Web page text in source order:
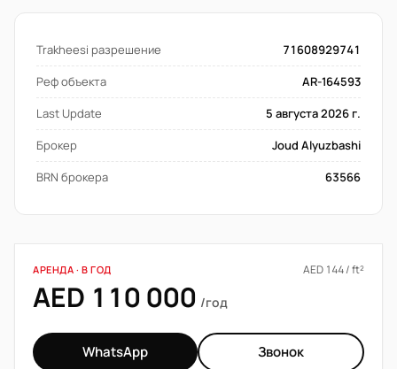
Trakheesi разрешение
71608929741
Реф объекта
AR-164593
Last Update
5 августа 2026 г.
Брокер
Joud Alyuzbashi
BRN брокера
63566
АРЕНДА · В ГОД AED 144 / ft²
AED 110 000 /год
WhatsApp Звонок